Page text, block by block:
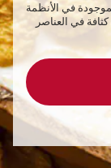
في الأنظمة
في العناصر